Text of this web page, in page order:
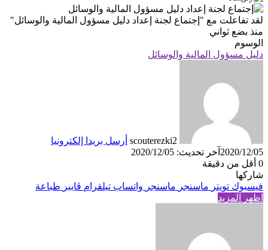
لقد تفاعلت مع "إجتماع لجنة إعداد دليل مسؤول المالية والوسائل"
منذ بضع ثواني
الوسوم
دليل مسؤول المالية والوسائل
scouterezki2 أرسل بريدا إلكترونيا
2020/12/05 آخر تحديث: 2020/12/05
0 أقل من دقيقة
شاركها
فيسبوك تويتر ماسنجر ماسنجر واتساب تيلقرام ڤايبر طباعة
اظهر المزيد